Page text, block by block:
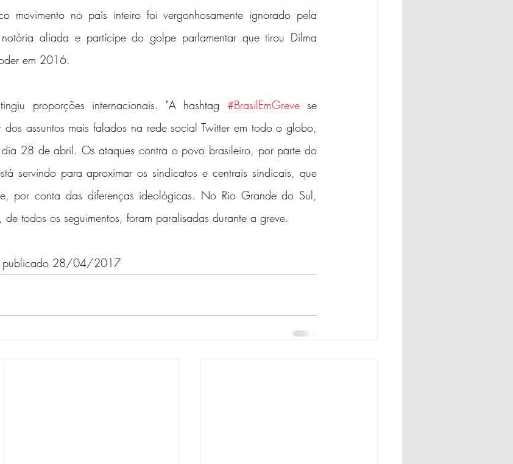
movimento no país inteiro foi vergonhosamente ignorado pela
aliada e partícipe do golpe parlamentar que tirou Dilma
em 2016.
proporções internacionais. "A hashtag #BrasilEmGreve se
assuntos mais falados na rede social Twitter em todo o globo,
dia 28 de abril. Os ataques contra o povo brasileiro, por parte do
servindo para aproximar os sindicatos e centrais sindicais, que
por conta das diferenças ideológicas. No Rio Grande do Sul,
todos os seguimentos, foram paralisadas durante a greve.
publicado 28/04/2017